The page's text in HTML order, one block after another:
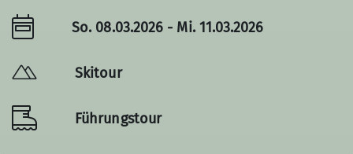
So. 08.03.2026 - Mi. 11.03.2026
Skitour
Führungstour